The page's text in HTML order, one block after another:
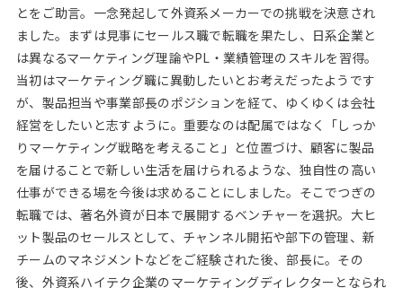
とをご助言。一念発起して外資系メーカーでの挑戦を決意され
ました。まずは見事にセールス職で転職を果たし、日系企業と
は異なるマーケティング理論やPL・業績管理のスキルを習得。
当初はマーケティング職に異動したいとお考えだったようです
が、製品担当や事業部長のポジションを経て、ゆくゆくは会社
経営をしたいと志すように。重要なのは配属ではなく「しっか
りマーケティング戦略を考えること」と位置づけ、顧客に製品
を届けることで新しい生活を届けられるような、独自性の高い
仕事ができる場を今後は求めることにしました。そこでつぎの
転職では、著名外資が日本で展開するベンチャーを選択。大ヒ
ット製品のセールスとして、チャンネル開拓や部下の管理、新
チームのマネジメントなどをご経験された後、部長に。その
後、外資系ハイテク企業のマーケティングディレクターとなられ